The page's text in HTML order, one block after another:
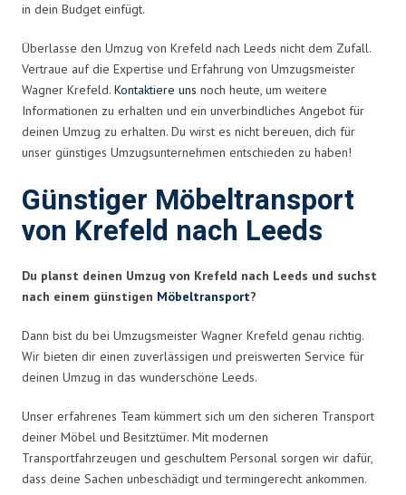
in dein Budget einfügt.
Überlasse den Umzug von Krefeld nach Leeds nicht dem Zufall.
Vertraue auf die Expertise und Erfahrung von Umzugsmeister
Wagner Krefeld. Kontaktiere uns noch heute, um weitere
Informationen zu erhalten und ein unverbindliches Angebot für
deinen Umzug zu erhalten. Du wirst es nicht bereuen, dich für
unser günstiges Umzugsunternehmen entschieden zu haben!
Günstiger Möbeltransport
von Krefeld nach Leeds
Du planst deinen Umzug von Krefeld nach Leeds und suchst
nach einem günstigen Möbeltransport?
Dann bist du bei Umzugsmeister Wagner Krefeld genau richtig.
Wir bieten dir einen zuverlässigen und preiswerten Service für
deinen Umzug in das wunderschöne Leeds.
Unser erfahrenes Team kümmert sich um den sicheren Transport
deiner Möbel und Besitztümer. Mit modernen
Transportfahrzeugen und geschultem Personal sorgen wir dafür,
dass deine Sachen unbeschädigt und termingerecht ankommen.